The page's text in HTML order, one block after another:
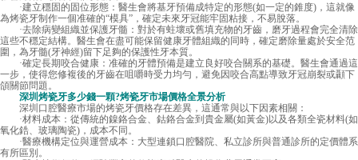
·建立穩固的固位形態：醫生會將基牙預備成特定的形態(如一定的錐度)，這就像
為烤瓷牙制作一個准確的“模具”，確定未來牙冠能牢固粘接，不易脫落。
·去除病變組織並保護牙髓：對於有蛀壞或舊填充物的牙齒，磨牙過程會完全清除
這些不穩定結構。醫生會在盡可能保留健康牙體組織的同時，確定磨除量處於安全范
圍，為牙髓(牙神經)留下足夠的保護性牙本質。
·確定長期咬合健康：准確的牙體預備是建立良好咬合關系的基礎。醫生會通過這
一步，使得您修複後的牙齒在咀嚼時受力均勻，避免因咬合高點導致牙冠崩裂或顳下
頜關節問題。
深圳烤瓷牙多少錢一顆?烤瓷牙市場價格全景分析
深圳口腔醫療市場的烤瓷牙價格存在差異，這通常與以下因素相關：
·材料成本：從傳統的鎳鉻合金、鈷鉻合金到貴金屬(如黃金)以及各類全瓷材料(如
氧化鋯、玻璃陶瓷)，成本不同。
·醫療機構定位與運營成本：大型連鎖口腔醫院、私立診所與普通診所的定價體系
有所區別。